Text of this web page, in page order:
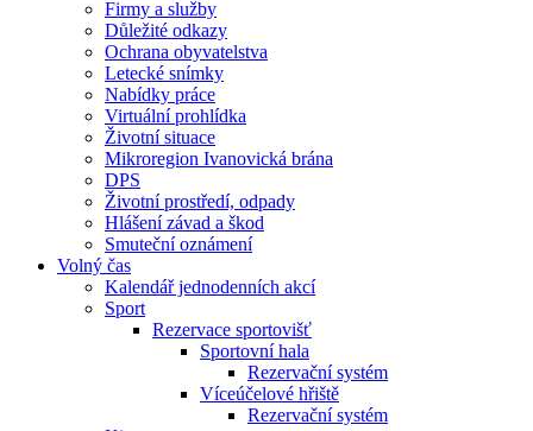
Firmy a služby
Důležité odkazy
Ochrana obyvatelstva
Letecké snímky
Nabídky práce
Virtuální prohlídka
Životní situace
Mikroregion Ivanovická brána
DPS
Životní prostředí, odpady
Hlášení závad a škod
Smuteční oznámení
Volný čas
Kalendář jednodenních akcí
Sport
Rezervace sportovišť
Sportovní hala
Rezervační systém
Víceúčelové hřiště
Rezervační systém